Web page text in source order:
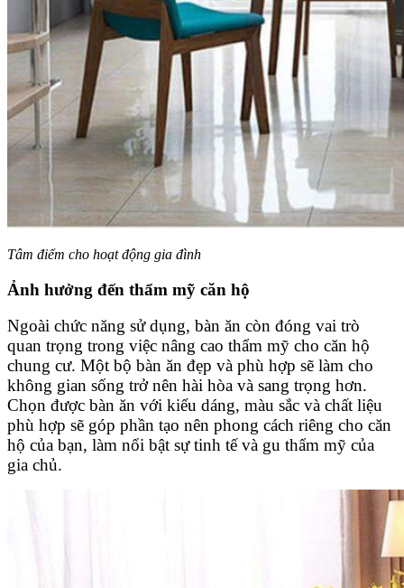
Tâm điểm cho hoạt động gia đình
Ảnh hưởng đến thẩm mỹ căn hộ
Ngoài chức năng sử dụng, bàn ăn còn đóng vai trò
quan trọng trong việc nâng cao thẩm mỹ cho căn hộ
chung cư. Một bộ bàn ăn đẹp và phù hợp sẽ làm cho
không gian sống trở nên hài hòa và sang trọng hơn.
Chọn được bàn ăn với kiểu dáng, màu sắc và chất liệu
phù hợp sẽ góp phần tạo nên phong cách riêng cho căn
hộ của bạn, làm nổi bật sự tinh tế và gu thẩm mỹ của
gia chủ.